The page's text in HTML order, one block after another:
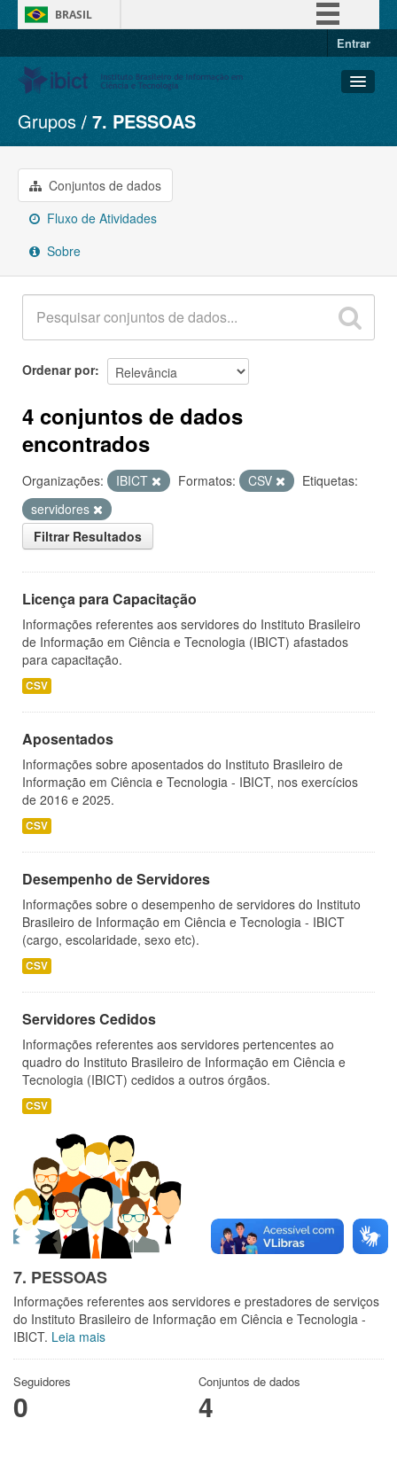
BRASIL
Entrar
Conjuntos de dados
Organizações
Grupos
Sobre
Grupos 7. PESSOAS
Conjuntos de dados
Fluxo de Atividades
Sobre
Ordenar por
4 conjuntos de dados
encontrados
Organizações: IBICT Formatos: CSV
Etiquetas:
servidores
Filtrar Resultados
Licença para Capacitação
Informações referentes aos servidores do Instituto Brasileiro
de Informação em Ciência e Tecnologia (IBICT) afastados
para capacitação.
CSV
Aposentados
Informações sobre aposentados do Instituto Brasileiro de
Informação em Ciência e Tecnologia - IBICT, nos exercícios
de 2016 e 2025.
CSV
Desempenho de Servidores
Informações sobre o desempenho de servidores do Instituto
Brasileiro de Informação em Ciência e Tecnologia - IBICT
(cargo, escolaridade, sexo etc).
CSV
Servidores Cedidos
Informações referentes aos servidores pertencentes ao
quadro do Instituto Brasileiro de Informação em Ciência e
Tecnologia (IBICT) cedidos a outros órgãos.
CSV
7. PESSOAS
Informações referentes aos servidores e prestadores de serviços
do Instituto Brasileiro de Informação em Ciência e Tecnologia -
IBICT. Leia mais
Seguidores
0
Conjuntos de dados
4